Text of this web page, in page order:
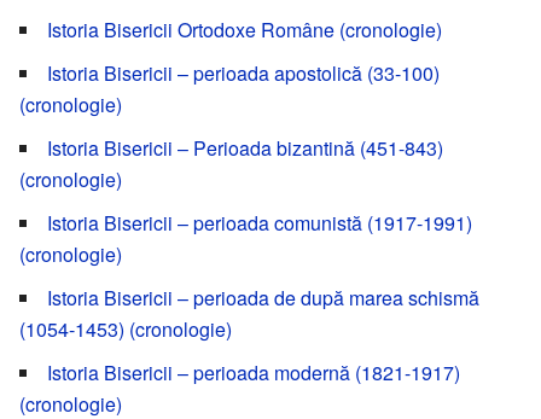
Istoria Bisericii Ortodoxe Române (cronologie)
Istoria Bisericii – perioada apostolică (33-100)
(cronologie)
Istoria Bisericii – Perioada bizantină (451-843)
(cronologie)
Istoria Bisericii – perioada comunistă (1917-1991)
(cronologie)
Istoria Bisericii – perioada de după marea schismă
(1054-1453) (cronologie)
Istoria Bisericii – perioada modernă (1821-1917)
(cronologie)